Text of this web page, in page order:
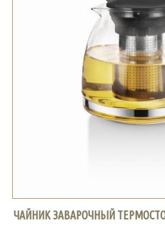
ЧАЙНИК ЗАВАРОЧНЫЙ